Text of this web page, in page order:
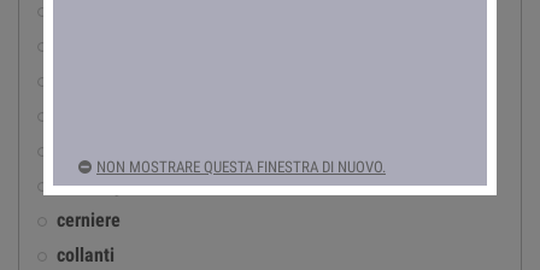
casalinghi
cerniere
collanti
NON MOSTRARE QUESTA FINESTRA DI NUOVO.